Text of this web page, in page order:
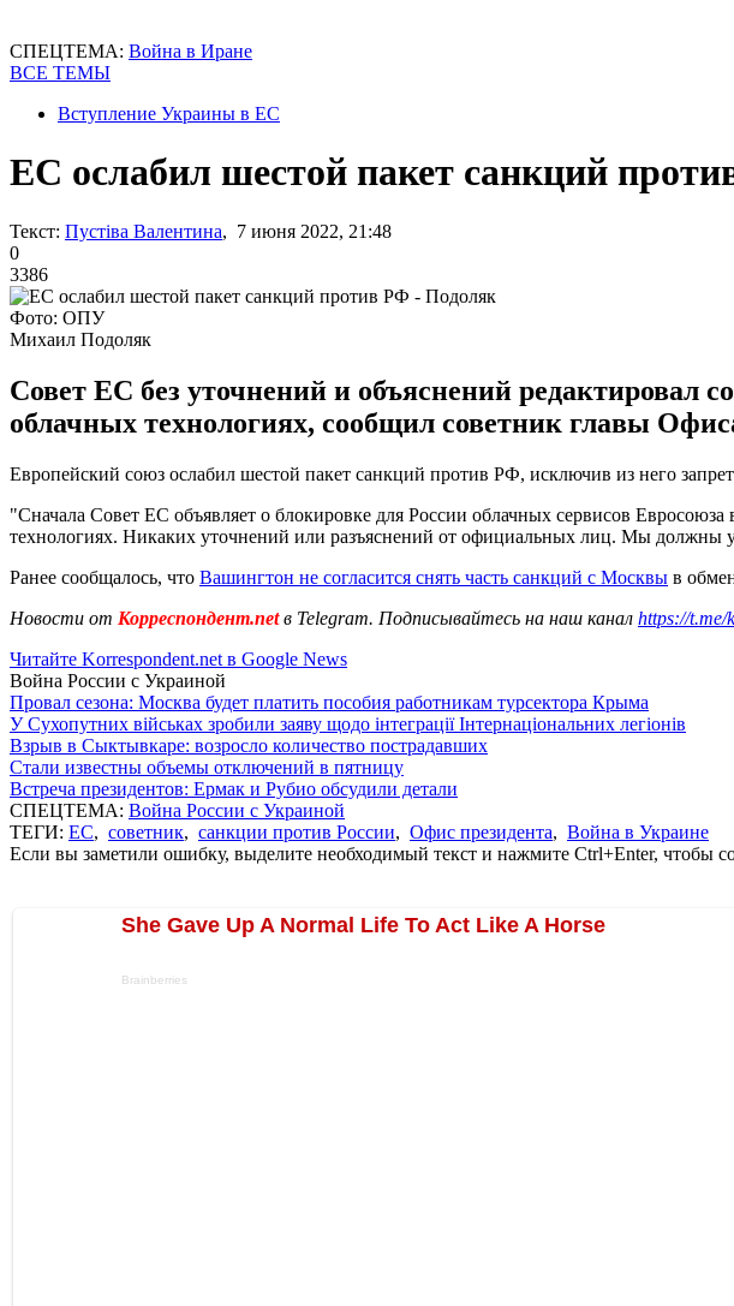
СПЕЦТЕМА: Война в Иране
ВСЕ ТЕМЫ
Вступление Украины в ЕС
ЕС ослабил шестой пакет санкций
Текст: Пустіва Валентина, 7 июня 2022, 21:48
0
3386
Фото: ОПУ
Михаил Подоляк
Совет ЕС без уточнений и объяснений редактировал
облачных технологиях, сообщил советник главы
Европейский союз ослабил шестой пакет санкций против РФ, исключив из него
"Сначала Совет ЕС объявляет о блокировке для России облачных сервисов
технологиях. Никаких уточнений или разъяснений от официальных лиц. Мы должны
Ранее сообщалось, что Вашингтон не согласится снять часть санкций с Москвы в
Новости от Корреспондент.netв Telegram. Подписывайтесь на наш канал https://t.me/
Читайте Korrespondent.net в Google News
Война России с Украиной
Провал сезона: Москва будет платить пособия работникам турсектора Крыма
У Сухопутних військах зробили заяву щодо інтеграції Інтернаціональних легіонів
Взрыв в Сыктывкаре: возросло количество пострадавших
Стали известны объемы отключений в пятницу
Встреча президентов: Ермак и Рубио обсудили детали
СПЕЦТЕМА: Война России с Украиной
ТЕГИ: ЕС, советник, санкции против России, Офис президента, Война в Украине
Если вы заметили ошибку, выделите необходимый текст и нажмите Ctrl+Enter, чтобы